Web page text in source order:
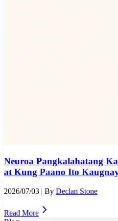
Neuroa Pangkalahatang
at Kung Paano Ito
2026/07/03 | By Declan Stone
Read More